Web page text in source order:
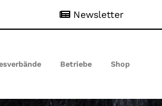
Newsletter
Betriebe Shop